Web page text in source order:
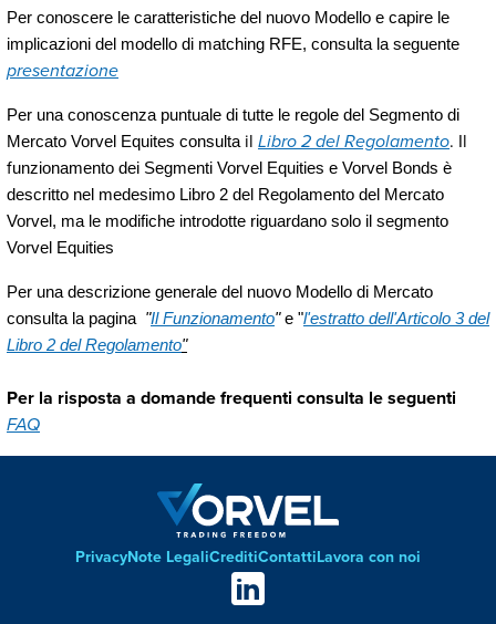
Per conoscere le caratteristiche del nuovo Modello e capire le
implicazioni del modello di matching RFE, consulta la seguente
presentazione
Per una conoscenza puntuale di tutte le regole del Segmento di
Mercato Vorvel Equites consulta il Libro 2 del Regolamento. Il
funzionamento dei Segmenti Vorvel Equities e Vorvel Bonds è
descritto nel medesimo Libro 2 del Regolamento del Mercato
Vorvel, ma le modifiche introdotte riguardano solo il segmento
Vorvel Equities
Per una descrizione generale del nuovo Modello di Mercato
consulta la pagina "Il Funzionamento"e "l'estratto dell'Articolo 3 del
Libro 2 del Regolamento"
Per la risposta a domande frequenti consulta le seguenti
FAQ
Footer
PrivacyNote LegaliCreditiContattiLavora con noi
Social